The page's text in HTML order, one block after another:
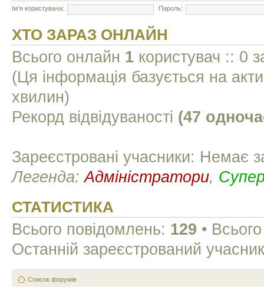
Ім'я користувача:
Пароль:
ХТО ЗАРАЗ ОНЛАЙН
Всього онлайн 1 користувач :: 0
(Ця інформація базується на
хвилин)
Рекорд відвідуваності (47
Зареєстровані учасники: Немає
Легенда:Адміністратори,
СТАТИСТИКА
Всього повідомлень: 129 •
Останній зареєстрований
Список форумів